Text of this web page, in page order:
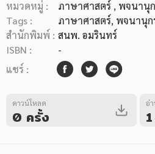
หมวดหมู่หนังสือ
หมวดหมู่ยอดนิยม
หนังสือออกใหม่ หนังสือยอดนิยม
หมวดหมู่ :
ภาษาศาสตร์ , พจนานุ
Tags :
ภาษาศาสตร์, พจนานุก
สำนักพิมพ์ : สนพ. อมรินทร์
ISBN :
-
แชร์ :
ดาวน์โหลด
0 ครั้ง
อ่